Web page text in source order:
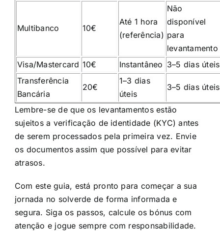
Multibanco 10€
Até 1 hora
(referência)
Não
disponível
para
levantamento
Visa/Mastercard 10€ Instantâneo 3–5 dias úteis
Transferência
Bancária
20€
1–3 dias
úteis
3–5 dias úteis
Lembre-se de que os levantamentos estão
sujeitos a verificação de identidade (KYC) antes
de serem processados pela primeira vez. Envie
os documentos assim que possível para evitar
atrasos.
Com este guia, está pronto para começar a sua
jornada no solverde de forma informada e
segura. Siga os passos, calcule os bónus com
atenção e jogue sempre com responsabilidade.